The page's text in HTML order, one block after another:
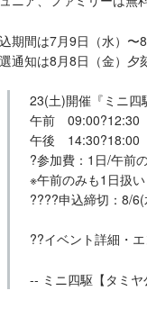
期間は7月9日（水）〜8
通知は8月8日（金）夕
23(土)開催『ミニ
午前 09:00?12:30
午後 14:30?18:00
?参加費：1日/午前
※午前のみも1日扱い
????申込締切：8/6(
??イベント詳細・
-- ミニ四駆【タミ